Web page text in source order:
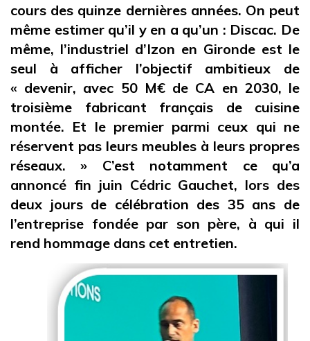
cours des quinze dernières années. On peut
même estimer qu’il y en a qu’un : Discac. De
même, l’industriel d’Izon en Gironde est le
seul à afficher l’objectif ambitieux de
« devenir, avec 50 M€ de CA en 2030, le
troisième fabricant français de cuisine
montée. Et le premier parmi ceux qui ne
réservent pas leurs meubles à leurs propres
réseaux. » C’est notamment ce qu’a
annoncé fin juin Cédric Gauchet, lors des
deux jours de célébration des 35 ans de
l’entreprise fondée par son père, à qui il
rend hommage dans cet entretien.